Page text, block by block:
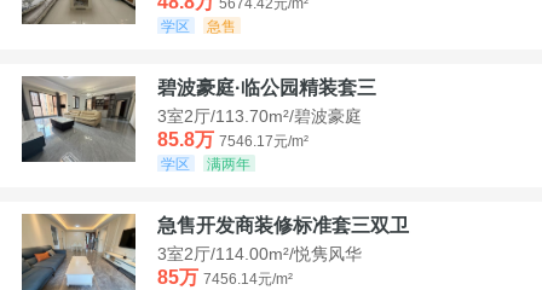
5674.42元/m²
学区
急售
碧波豪庭·临公园精装套三
3室2厅/113.70m²/碧波豪庭
85.8万 7546.17元/m²
学区
满两年
急售开发商装修标准套三双卫
3室2厅/114.00m²/悦隽风华
85万 7456.14元/m²